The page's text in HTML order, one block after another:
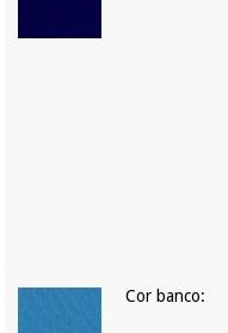
Cor banco: